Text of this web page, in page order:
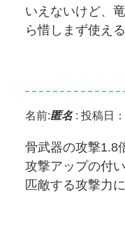
いえないけど、
ら惜しまず使える
名前:匿名: 投稿日
骨武器の攻撃1.8
攻撃アップの付
匹敵する攻撃力